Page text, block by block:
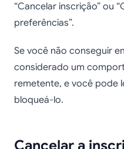
“Cancelar inscrição” ou
preferências”.
Se você não conseguir
considerado um
remetente, e você pode
bloqueá-lo.
Cancelar a